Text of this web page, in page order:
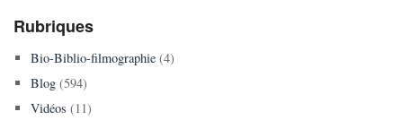
Rubriques
Bio-Biblio-filmographie(4)
Blog(594)
Vidéos (11)